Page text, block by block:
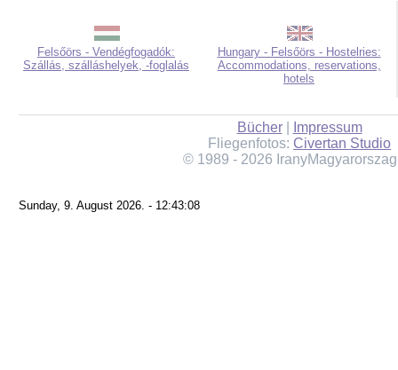
Felsőörs - Vendégfogadók:
Szállás, szálláshelyek, -foglalás
Hungary - Felsőörs - Hostelries:
Accommodations, reservations,
hotels
Bücher|
Impressum
Fliegenfotos: Civertan Studio
© 1989 - 2026
Sunday, 9. August 2026. - 12:43:08